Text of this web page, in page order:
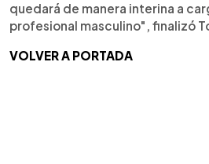
quedará de manera interina a
profesional masculino", finalizó
VOLVER A PORTADA